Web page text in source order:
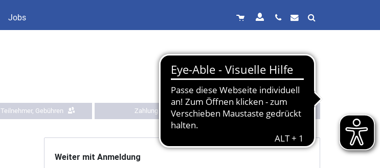
Jobs
Teilnehmer, Gebühren Zahlung Senden
Weiter mit Anmeldung